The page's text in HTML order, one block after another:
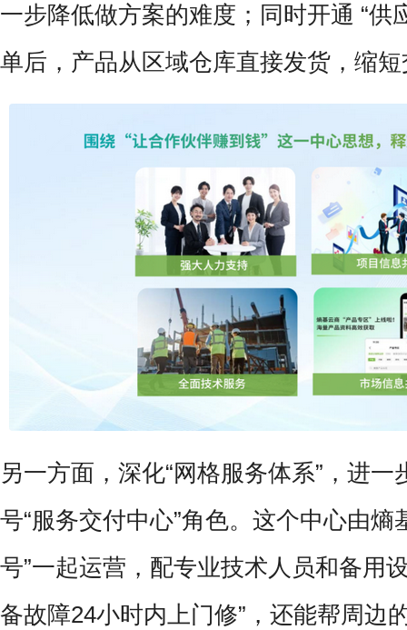
一步降低做方案的难度；同时开通 “供
单后，产品从区域仓库直接发货，缩
另一方面，深化“网格服务体系”，进一
号“服务交付中心”角色。这个中心由熵
号”一起运营，配专业技术人员和备用
备故障24小时内上门修”，还能帮周边